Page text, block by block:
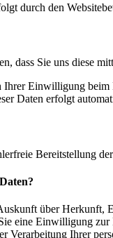
durch den
dass Sie uns diese
Einwilligung
Daten erfolgt
Bereitstellung
über Herkunft,
eine Einwilligung
Verarbeitung Ihrer